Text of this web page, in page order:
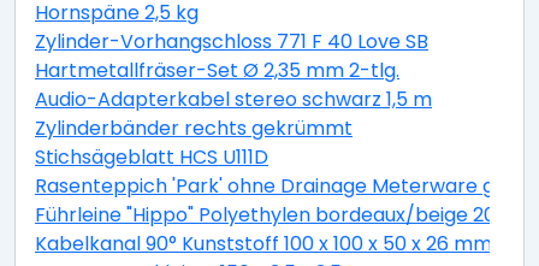
Hornspäne 2,5 kg
Zylinder-Vorhangschloss 771 F 40 Love SB
Hartmetallfräser-Set Ø 2,35 mm 2-tlg.
Audio-Adapterkabel stereo schwarz 1,5 m
Zylinderbänder rechts gekrümmt
Stichsägeblatt HCS U111D
Rasenteppich 'Park' ohne Drainage Meterware
Führleine "Hippo" Polyethylen bordeaux/beige 200
Kabelkanal 90° Kunststoff 100 x 100 x 50 x 26 mm